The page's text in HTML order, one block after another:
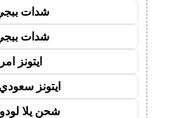
شدات
شدات
ايتونز
ايتونز
شحن يلا